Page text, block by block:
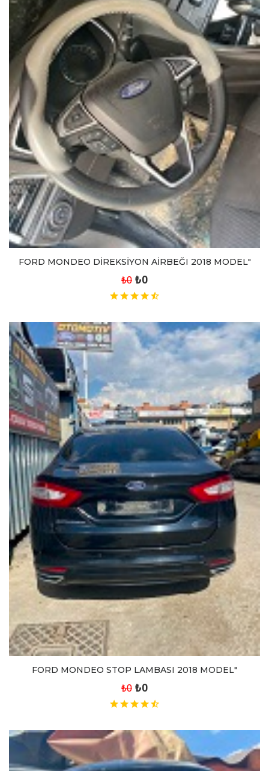
FORD MONDEO DİREKSİYON AİRBEĞI 2018 MODEL"
₺0 ₺0
FORD MONDEO STOP LAMBASI 2018 MODEL"
₺0 ₺0